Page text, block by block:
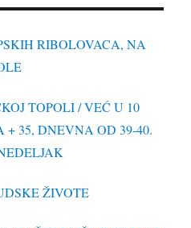
RIBOLOVACA, NA
TOPOLI / VEĆ U 10
+ 35, DNEVNA OD 39-40.
ŽIVOTE